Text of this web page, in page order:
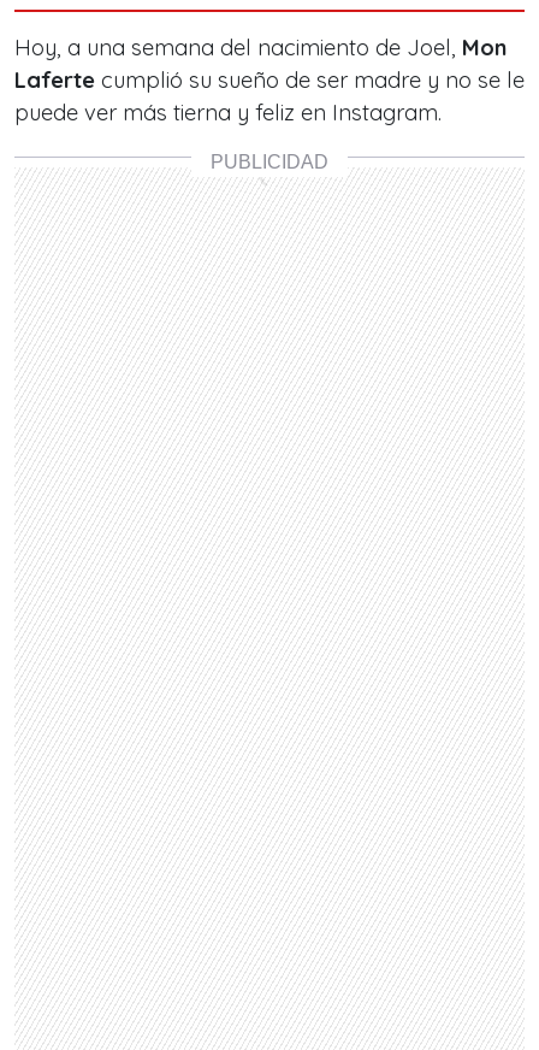
Hoy, a una semana del nacimiento de Joel, Mon
Laferte cumplió su sueño de ser madre y no se le
puede ver más tierna y feliz en Instagram.